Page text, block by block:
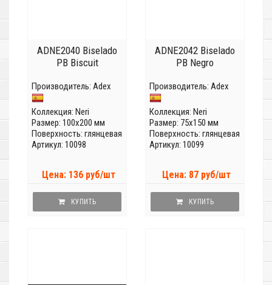
ADNE2040 Biselado
PB Biscuit
Производитель: Adex
Коллекция: Neri
Размер: 100x200 мм
Поверхность: глянцевая
Артикул: 10098
Цена: 136 руб/шт
КУПИТЬ
ADNE2042 Biselado
PB Negro
Производитель: Adex
Коллекция: Neri
Размер: 75x150 мм
Поверхность: глянцевая
Артикул: 10099
Цена: 87 руб/шт
КУПИТЬ